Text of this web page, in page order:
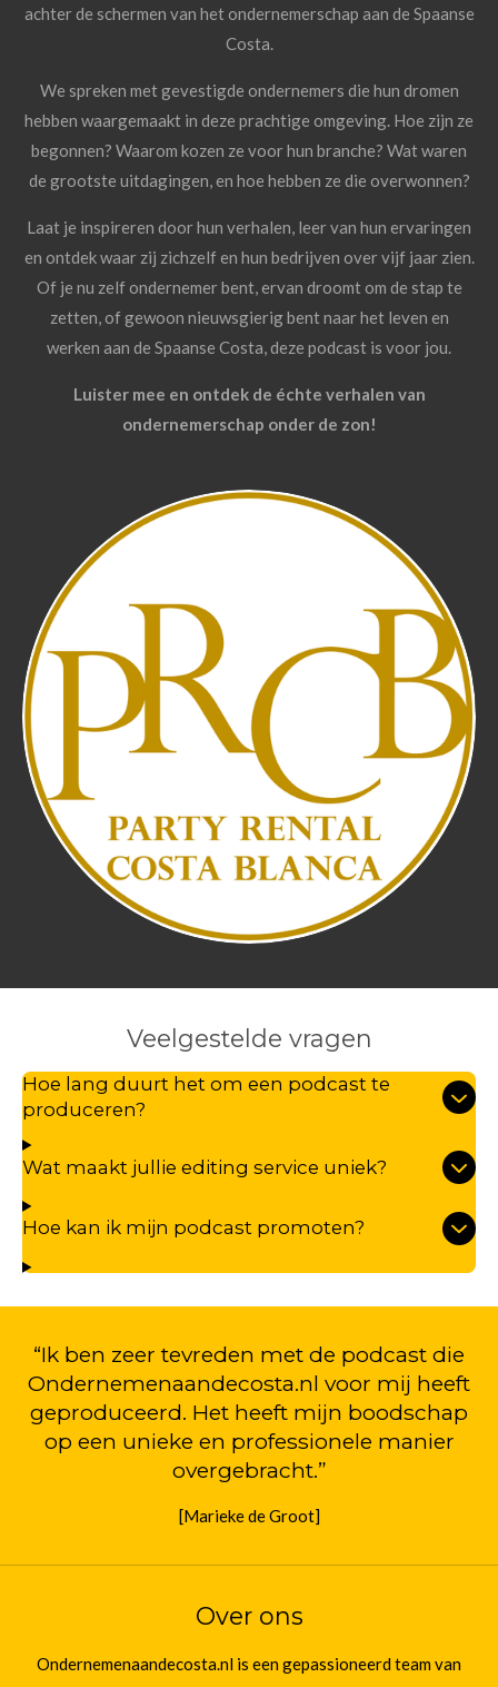
achter de schermen van het ondernemerschap aan de Spaanse
Costa.
We spreken met gevestigde ondernemers die hun dromen
hebben waargemaakt in deze prachtige omgeving. Hoe zijn ze
begonnen? Waarom kozen ze voor hun branche? Wat waren
de grootste uitdagingen, en hoe hebben ze die overwonnen?
Laat je inspireren door hun verhalen, leer van hun ervaringen
en ontdek waar zij zichzelf en hun bedrijven over vijf jaar zien.
Of je nu zelf ondernemer bent, ervan droomt om de stap te
zetten, of gewoon nieuwsgierig bent naar het leven en
werken aan de Spaanse Costa, deze podcast is voor jou.
Luister mee en ontdek de échte verhalen van
ondernemerschap onder de zon!
Veelgestelde vragen
Hoe lang duurt het om een podcast te
produceren?
Wat maakt jullie editing service uniek?
Hoe kan ik mijn podcast promoten?
“Ik ben zeer tevreden met de podcast die
Ondernemenaandecosta.nl voor mij heeft
geproduceerd. Het heeft mijn boodschap
op een unieke en professionele manier
overgebracht.”
[Marieke de Groot]
Over ons
Ondernemenaandecosta.nl is een gepassioneerd team van